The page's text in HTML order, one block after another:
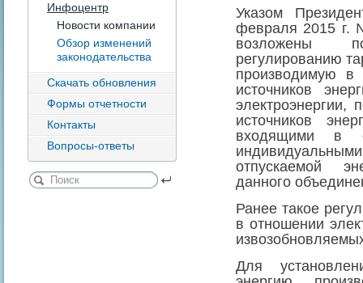
Инфоцентр
Новости компании
Обзор изменений
законодательства
Скачать обновления
Формы отчетности
Контакты
Вопросы-ответы
Указом
февраля 2015 г.
возложены
регулированию
производимую в
источников
электроэнергии,
источников
входящими в
отпускаемой
данного
Ранее такое
в отношении
Для